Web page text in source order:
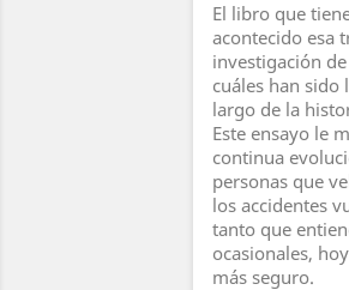
El libro que
acontecido esa
investigación
cuáles han sido
largo de la
Este ensayo le
continua
personas que
los accidentes
tanto que
ocasionales,
más seguro.